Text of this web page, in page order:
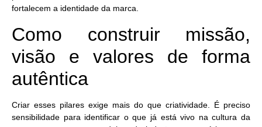
fortalecem a identidade da marca.
Como construir missão,
visão e valores de forma
autêntica
Criar esses pilares exige mais do que criatividade. É preciso
sensibilidade para identificar o que já está vivo na cultura da